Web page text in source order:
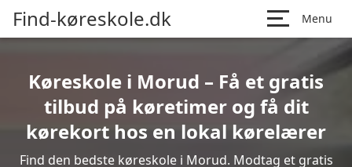
Find-køreskole.dk Menu
Køreskole i Morud – Få et gratis
tilbud på køretimer og få dit
kørekort hos en lokal kørelærer
Find den bedste køreskole i Morud. Modtag et gratis